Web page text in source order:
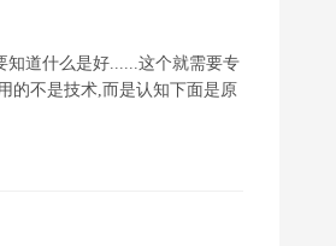
知道什么是好......这个就需要专
的不是技术,而是认知下面是原